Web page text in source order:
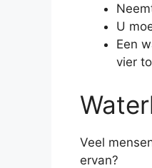
U
Een
vier
Veel
ervan?